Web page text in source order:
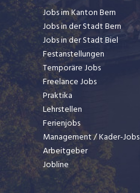
Jobs im Kanton Bern
Jobs in der Stadt Bern
Jobs in der Stadt Biel
Festanstellungen
Temporäre Jobs
Freelance Jobs
Praktika
Lehrstellen
Ferienjobs
Management / Kader-Jobs
Arbeitgeber
Jobline